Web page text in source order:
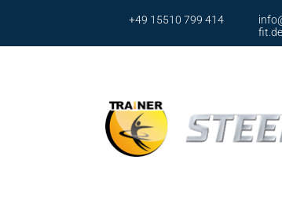
+49 15510 799 414
fit.de